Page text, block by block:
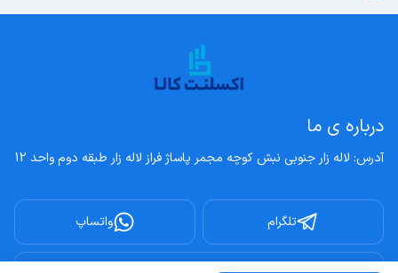
درباره ی ما
آدرس: لاله زار جنوبی نبش کوچه مجمر پاساژ فراز لاله زار طبقه دوم واحد 12
تلگرام واتساپ